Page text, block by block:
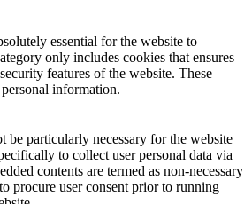
essential for the website to
only includes cookies that ensures
features of the website. These
information.
be particularly necessary for the website
to collect user personal data via
contents are termed as non-necessary
procure user consent prior to running